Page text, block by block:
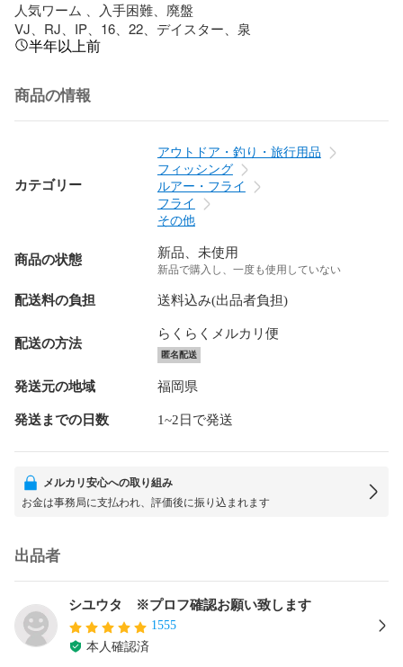
人気ワーム 、入手困難、廃盤
VJ、RJ、IP、16、22、デイスター、泉
半年以上前
商品の情報
カテゴリー
アウトドア・釣り・旅行用品
フィッシング
ルアー・フライ
フライ
その他
商品の状態 新品、未使用
新品で購入し、一度も使用していない
配送料の負担 送料込み(出品者負担)
配送の方法
らくらくメルカリ便
匿名配送
発送元の地域 福岡県
発送までの日数 1~2日で発送
メルカリ安心への取り組み
お金は事務局に支払われ、評価後に振り込まれます
出品者
シユウタ ※プロフ確認お願い致します
1555
本人確認済